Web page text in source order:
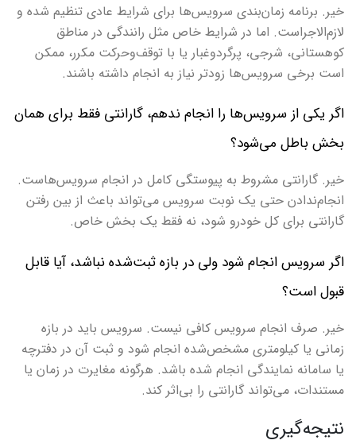
خیر. برنامه زمان‌بندی سرویس‌ها برای شرایط عادی تنظیم شده و
لازم‌الاجراست. اما در شرایط خاص مثل رانندگی در مناطق
کوهستانی، شرجی، پرگردوغبار یا با توقف‌وحرکت مکرر، ممکن
است برخی سرویس‌ها زودتر نیاز به انجام داشته باشند.
اگر یکی از سرویس‌ها را انجام ندهم، گارانتی فقط برای همان
بخش باطل می‌شود؟
خیر. گارانتی مشروط به پیوستگی کامل در انجام سرویس‌هاست.
انجام‌ندادن حتی یک نوبت سرویس می‌تواند باعث از بین رفتن
گارانتی برای کل خودرو شود، نه فقط یک بخش خاص.
اگر سرویس انجام شود ولی در بازه ثبت‌شده نباشد، آیا قابل
قبول است؟
خیر. صرف انجام سرویس کافی نیست. سرویس باید در بازه
زمانی یا کیلومتری مشخص‌شده انجام شود و ثبت آن در دفترچه
یا سامانه نمایندگی انجام شده باشد. هرگونه مغایرت در زمان یا
مستندات، می‌تواند گارانتی را بی‌اثر کند.
نتیجه‌گیری